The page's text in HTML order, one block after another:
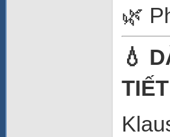
🌿
💧